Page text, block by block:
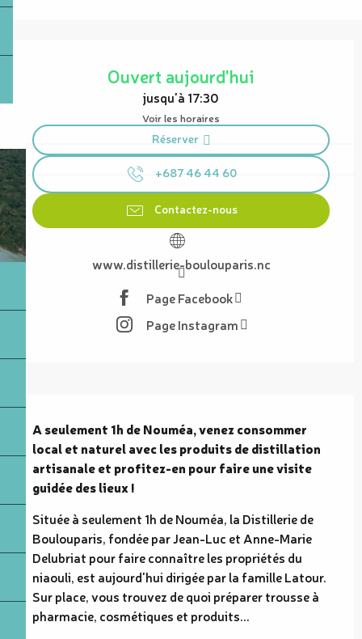
Ouverture et coordonnées
Ouvert aujourd'hui
jusqu'à 17:30
Voir les horaires
Réserver
+687 46 44 60
Contactez-nous
www.distillerie-boulouparis.nc
Page Facebook
Page Instagram
Description
A seulement 1h de Nouméa, venez consommer
local et naturel avec les produits de distillation
artisanale et profitez-en pour faire une visite
guidée des lieux !
Située à seulement 1h de Nouméa, la Distillerie de
Boulouparis, fondée par Jean-Luc et Anne-Marie
Delubriat pour faire connaître les propriétés du
niaouli, est aujourd'hui dirigée par la famille Latour.
Sur place, vous trouvez de quoi préparer trousse à
pharmacie, cosmétiques et produits...